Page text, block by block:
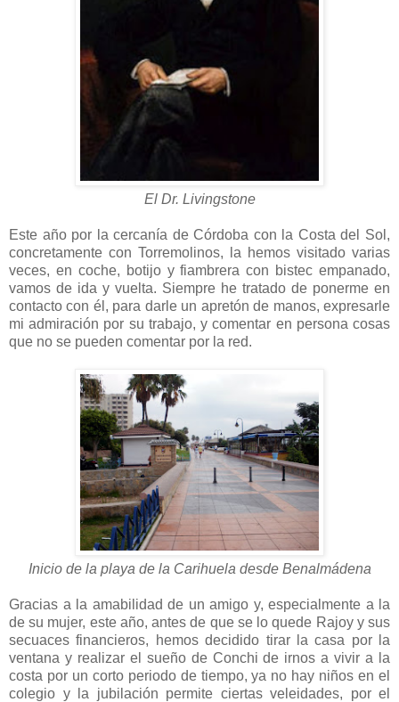
El Dr. Livingstone
Este año por la cercanía de Córdoba con la Costa del Sol,
concretamente con Torremolinos, la hemos visitado varias
veces, en coche, botijo y fiambrera con bistec empanado,
vamos de ida y vuelta. Siempre he tratado de ponerme en
contacto con él, para darle un apretón de manos, expresarle
mi admiración por su trabajo, y comentar en persona cosas
que no se pueden comentar por la red.
Inicio de la playa de la Carihuela desde Benalmádena
Gracias a la amabilidad de un amigo y, especialmente a la
de su mujer, este año, antes de que se lo quede Rajoy y sus
secuaces financieros, hemos decidido tirar la casa por la
ventana y realizar el sueño de Conchi de irnos a vivir a la
costa por un corto periodo de tiempo, ya no hay niños en el
colegio y la jubilación permite ciertas veleidades, por el